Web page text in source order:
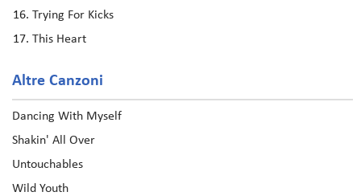
Trying For Kicks
This Heart
Altre Canzoni
Dancing With Myself
Shakin' All Over
Untouchables
Wild Youth